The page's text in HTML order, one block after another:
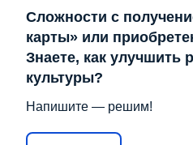
Сложности с
карты» или
Знаете, как улучшить
культуры?
Напишите — решим!